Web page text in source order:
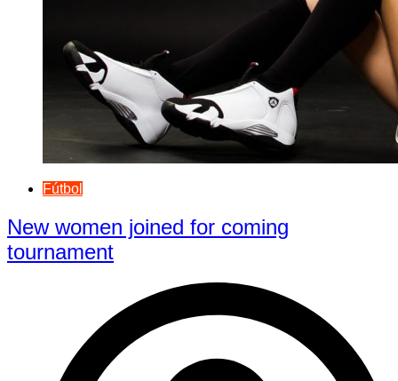
Fútbol
New women joined for coming
tournament